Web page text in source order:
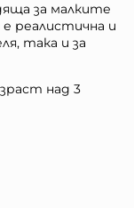
за малките
реалистична и
така и за
над 3